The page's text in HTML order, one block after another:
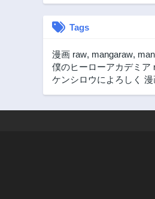
Tags
漫画 raw, mangaraw,
僕のヒーローアカデミア
ケンシロウによろしく